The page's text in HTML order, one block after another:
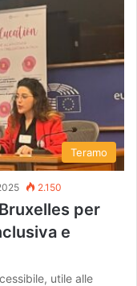
Teramo
2.150
per
e
utile alle